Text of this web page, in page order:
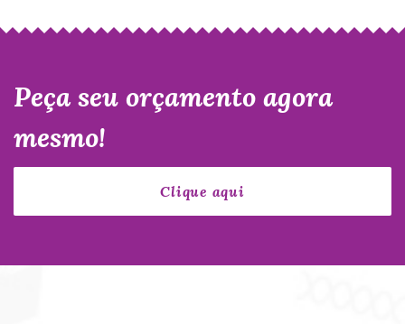
Peça seu orçamento agora
mesmo!